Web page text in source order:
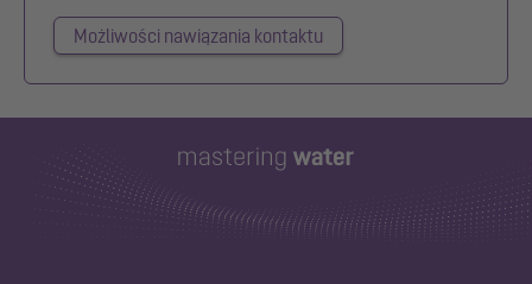
Możliwości nawiązania kontaktu